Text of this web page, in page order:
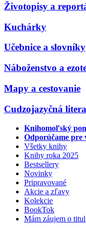
Životopisy a
Kuchárky
Učebnice a slovníky
Náboženstvo a
Mapy a cestovanie
Cudzojazyčná
Knihomoľský
Odporúčame pre
Všetky knihy
Knihy roka 2025
Bestsellery
Novinky
Pripravované
Akcie a zľavy
Kolekcie
BookTok
Mám záujem o titul